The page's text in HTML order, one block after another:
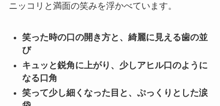
ニッコリと満面の笑みを浮かべています。
笑った時の口の開き方と、綺麗に見える歯の並
び
キュッと鋭角に上がり、少しアヒル口のように
なる口角
笑って少し細くなった目と、ぷっくりとした涙